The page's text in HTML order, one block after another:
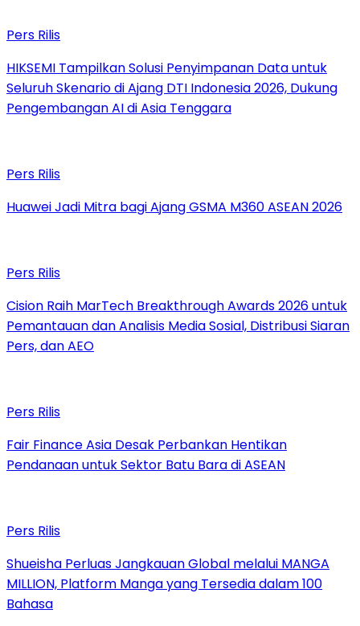
Pers Rilis
HIKSEMI Tampilkan Solusi Penyimpanan Data untuk
Seluruh Skenario di Ajang DTI Indonesia 2026, Dukung
Pengembangan AI di Asia Tenggara
Pers Rilis
Huawei Jadi Mitra bagi Ajang GSMA M360 ASEAN 2026
Pers Rilis
Cision Raih MarTech Breakthrough Awards 2026 untuk
Pemantauan dan Analisis Media Sosial, Distribusi Siaran
Pers, dan AEO
Pers Rilis
Fair Finance Asia Desak Perbankan Hentikan
Pendanaan untuk Sektor Batu Bara di ASEAN
Pers Rilis
Shueisha Perluas Jangkauan Global melalui MANGA
MILLION, Platform Manga yang Tersedia dalam 100
Bahasa